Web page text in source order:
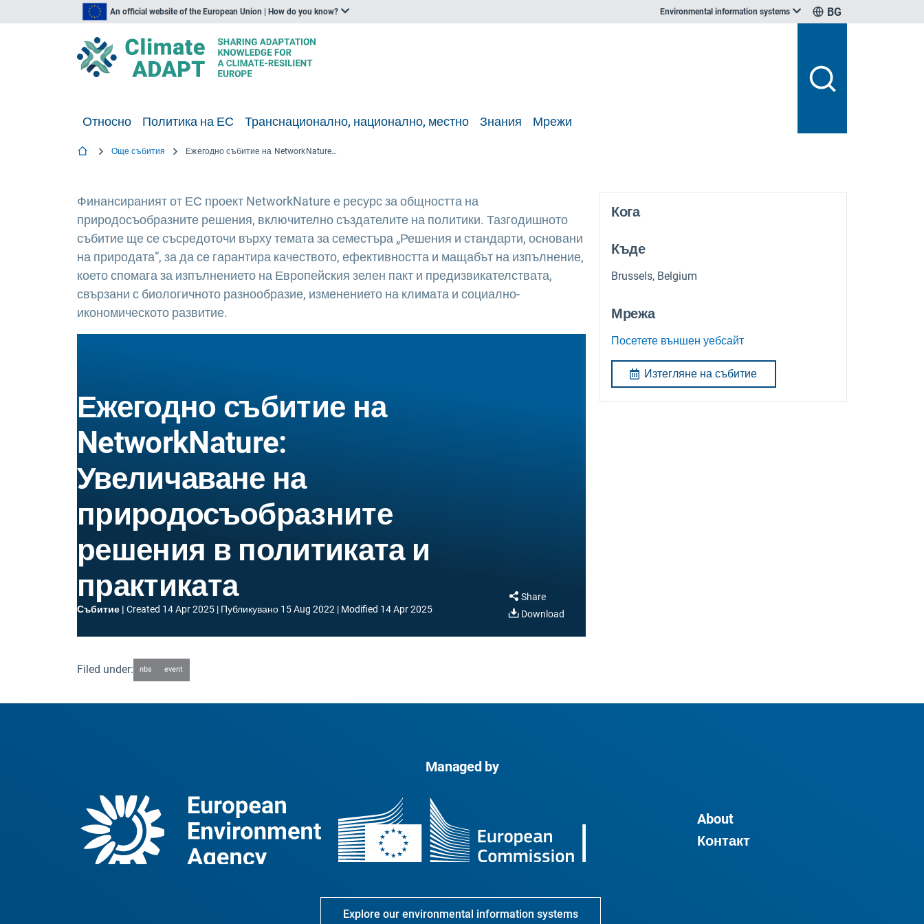
An official website of the European Union | How do you know? Environmental information systems BG
Относно Политика на ЕС Транснационално, национално, местно Знания Мрежи
Още събития Ежегодно събитие на NetworkNature: Увеличаване на природосъобразните решения в политиката и практиката
Финансираният от ЕС проект NetworkNature е ресурс за общността на
природосъобразните решения, включително създателите на политики. Тазгодишното
събитие ще се съсредоточи върху темата за семестъра „Решения и стандарти, основани
на природата“, за да се гарантира качеството, ефективността и мащабът на изпълнение,
което спомага за изпълнението на Европейския зелен пакт и предизвикателствата,
свързани с биологичното разнообразие, изменението на климата и социално-
икономическото развитие.
Ежегодно събитие на
NetworkNature:
Увеличаване на
природосъобразните
решения в политиката и
практиката
Събитие Created 14 Apr 2025 Публикувано 15 Aug 2022 Modified 14 Apr 2025
Share
Download
Filed under: nbs event
Кога
Къде
Brussels, Belgium
Мрежа
Посетете външен уебсайт
Изтегляне на събитие
Managed by
About
Контакт
Explore our environmental information systems